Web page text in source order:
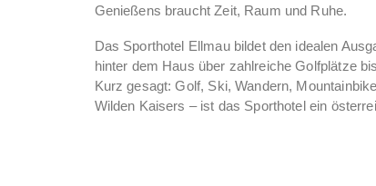
Genießens braucht Zeit, Raum und Ruhe.
Das Sporthotel Ellmau bildet den idealen
hinter dem Haus über zahlreiche Golfplätze
Kurz gesagt: Golf, Ski, Wandern,
Wilden Kaisers – ist das Sporthotel ein